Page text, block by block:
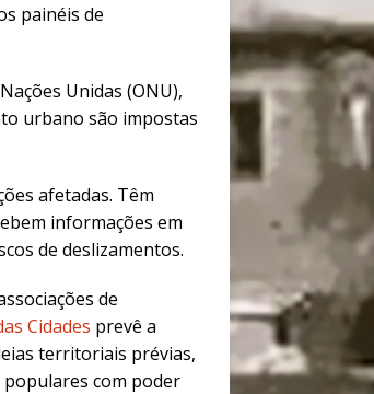
painéis de
Unidas (ONU),
urbano são impostas
afetadas. Têm
informações em
de deslizamentos.
de
Cidades prevê a
territoriais prévias,
com poder